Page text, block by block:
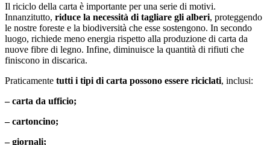
Il riciclo della carta è importante per una serie di motivi.
Innanzitutto, riduce la necessità di tagliare gli alberi, proteggendo
le nostre foreste e la biodiversità che esse sostengono. In secondo
luogo, richiede meno energia rispetto alla produzione di carta da
nuove fibre di legno. Infine, diminuisce la quantità di rifiuti che
finiscono in discarica.
Praticamente tutti i tipi di carta possono essere riciclati, inclusi:
– carta da ufficio;
– cartoncino;
– giornali;